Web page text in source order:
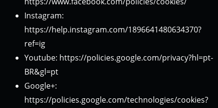
Instagram:
https://help.instagram.com/1896641480634370?
ref=ig
Youtube: https://policies.google.com/privacy?hl=pt-
BR&gl=pt
Google+:
https://policies.google.com/technologies/cookies?